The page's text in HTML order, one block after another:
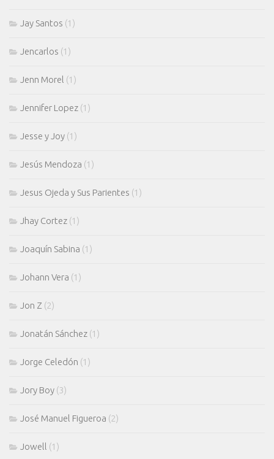
Jay Santos (1)
Jencarlos (1)
Jenn Morel (1)
Jennifer Lopez (1)
Jesse y Joy (1)
Jesús Mendoza (1)
Jesus Ojeda y Sus Parientes (1)
Jhay Cortez (1)
Joaquín Sabina (1)
Johann Vera (1)
Jon Z (2)
Jonatán Sánchez (1)
Jorge Celedón (1)
Jory Boy (3)
José Manuel Figueroa (2)
Jowell (1)